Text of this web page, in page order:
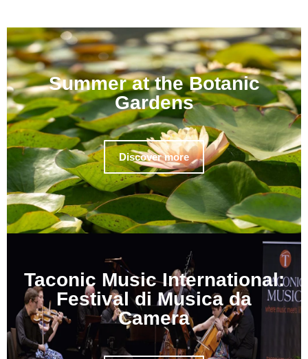
Summer at the Botanic
Gardens
Discover more
Taconic Music International:
Festival di Musica da
Camera